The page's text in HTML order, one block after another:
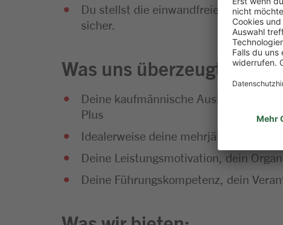
Du stellst die einwandfreie Steuerung
sicher.
Was uns überzeugt:
Deine kaufmännische Ausbildung,
Plus
Idealerweise deine mehrjährige
Deine Leistungsmotivation, dein
Deine Führungskompetenz, dein